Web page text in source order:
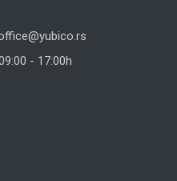
- 17:00h